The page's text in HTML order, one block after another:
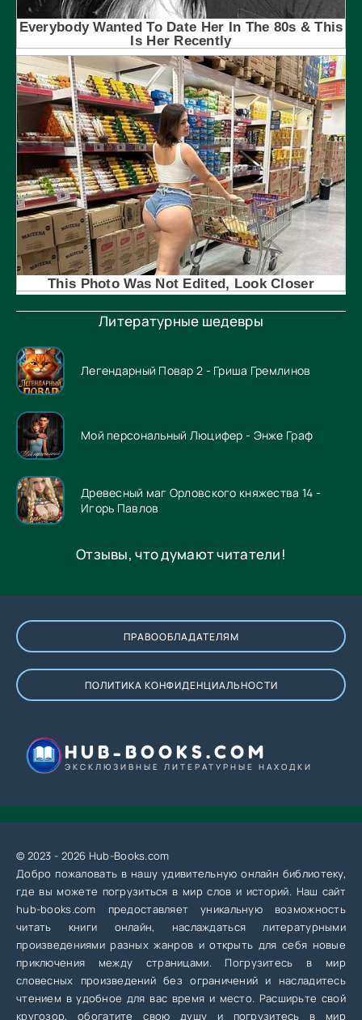
Литературные шедевры
Легендарный Повар 2 - Гриша Гремлинов
Мой персональный Люцифер - Энже Граф
Древесный маг Орловского княжества 14 -
Игорь Павлов
Отзывы, что думают читатели!
ПРАВООБЛАДАТЕЛЯМ
ПОЛИТИКА КОНФИДЕНЦИАЛЬНОСТИ
HUB-BOOKS.COM
ЭКСКЛЮЗИВНЫЕ ЛИТЕРАТУРНЫЕ НАХОДКИ
© 2023 - 2026 Hub-Books.com
Добро пожаловать в нашу удивительную онлайн библиотеку,
где вы можете погрузиться в мир слов и историй. Наш сайт
hub-books.com предоставляет уникальную возможность
читать книги онлайн, наслаждаться литературными
произведениями разных жанров и открыть для себя новые
приключения между страницами. Погрузитесь в мир
словесных произведений без ограничений и насладитесь
чтением в удобное для вас время и место. Расширьте свой
кругозор, обогатите свою душу и погрузитесь в мир